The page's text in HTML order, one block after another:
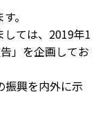
。
ては、2019年1
」を企画してお
振興を内外に示